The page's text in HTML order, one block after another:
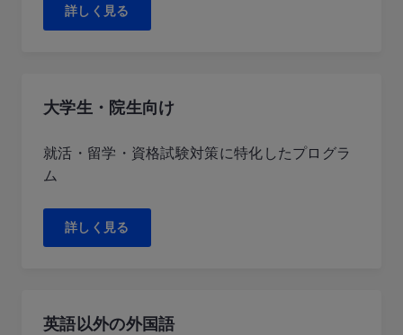
詳しく見る
大学生・院生向け
就活・留学・資格試験対策に特化したプログラ
ム
詳しく見る
英語以外の外国語